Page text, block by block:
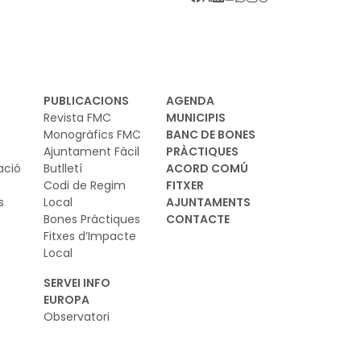
PUBLICACIONS
Revista FMC
Monogràfics FMC
Ajuntament Fàcil
Butlletí
Codi de Regim
Local
Bones Pràctiques
Fitxes d’Impacte
Local
SERVEI INFO
EUROPA
Observatori
AGENDA
MUNICIPIS
BANC DE BONES
PRÀCTIQUES
ACORD COMÚ
FITXER
AJUNTAMENTS
CONTACTE